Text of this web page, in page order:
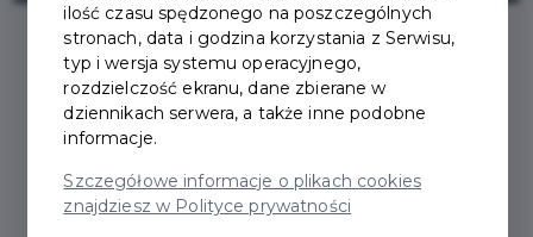
2021-03-26
POWIATOWA I MIEJSKA
BIBLIOTEKA PUBLICZNA
ilość czasu spędzonego na poszczególnych
stronach, data i godzina korzystania z Serwisu,
typ i wersja systemu operacyjnego,
rozdzielczość ekranu, dane zbierane w
dziennikach serwera, a także inne podobne
informacje.
Szczegółowe informacje o plikach cookies
znajdziesz w Polityce prywatności